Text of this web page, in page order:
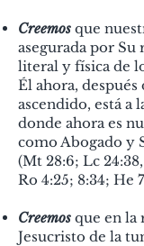
Creemos que
asegurada por Su
literal y física de
Él ahora, después
ascendido, está a
donde ahora es
como Abogado y
(Mt 28:6; Lc
Ro 4:25; 8:34; He
Creemos que en la
Jesucristo de la